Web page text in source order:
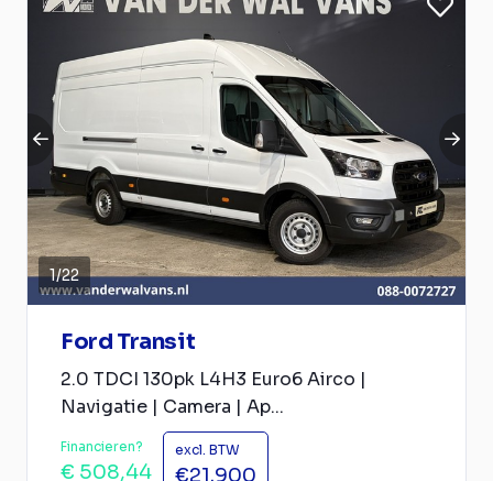
1/22
Ford Transit
2.0 TDCI 130pk L4H3 Euro6 Airco |
Navigatie | Camera | Ap...
Financieren?
€ 508,44
excl. BTW
€21.900